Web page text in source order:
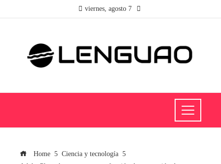
viernes, agosto 7
Home
Ciencia y tecnología